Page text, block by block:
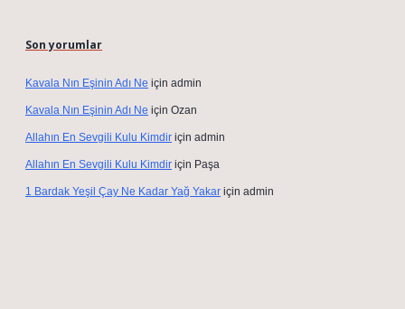
Son yorumlar
Kavala Nın Eşinin Adı Ne için admin
Kavala Nın Eşinin Adı Ne için Ozan
Allahın En Sevgili Kulu Kimdir için admin
Allahın En Sevgili Kulu Kimdir için Paşa
1 Bardak Yeşil Çay Ne Kadar Yağ Yakar için admin